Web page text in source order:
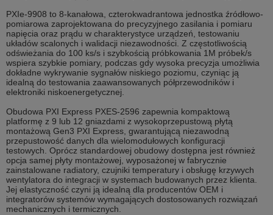
PXIe-9908 to 8-kanałowa, czterokwadrantowa jednostka źródłowo-
pomiarowa zaprojektowana do precyzyjnego zasilania i pomiaru
napięcia oraz prądu w charakterystyce urządzeń, testowaniu
układów scalonych i walidacji niezawodności. Z częstotliwością
odświeżania do 100 ks/s i szybkością próbkowania 1M próbek/s
wspiera szybkie pomiary, podczas gdy wysoka precyzja umożliwia
dokładne wykrywanie sygnałów niskiego poziomu, czyniąc ją
idealną do testowania zaawansowanych półprzewodników i
elektroniki niskoenergetycznej.
Obudowa PXI Express PXES-2596 zapewnia kompaktową
platformę z 9 lub 12 gniazdami z wysokoprzepustową płytą
montażową Gen3 PXI Express, gwarantującą niezawodną
przepustowość danych dla wielomodułowych konfiguracji
testowych. Oprócz standardowej obudowy dostępna jest również
opcja samej płyty montażowej, wyposażonej w fabrycznie
zainstalowane radiatory, czujniki temperatury i obsługę krzywych
wentylatora do integracji w systemach budowanych przez klienta.
Jej elastyczność czyni ją idealną dla producentów OEM i
integratorów systemów wymagających dostosowanych rozwiązań
mechanicznych i termicznych.